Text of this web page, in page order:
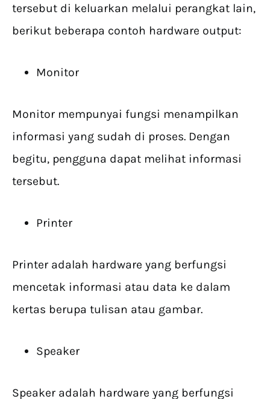
tersebut di keluarkan melalui perangkat lain,
berikut beberapa contoh hardware output:
Monitor
Monitor mempunyai fungsi menampilkan
informasi yang sudah di proses. Dengan
begitu, pengguna dapat melihat informasi
tersebut.
Printer
Printer adalah hardware yang berfungsi
mencetak informasi atau data ke dalam
kertas berupa tulisan atau gambar.
Speaker
Speaker adalah hardware yang berfungsi